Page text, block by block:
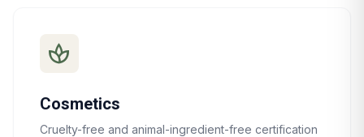
spa
Cosmetics
Cruelty-free and animal-ingredient-free certification